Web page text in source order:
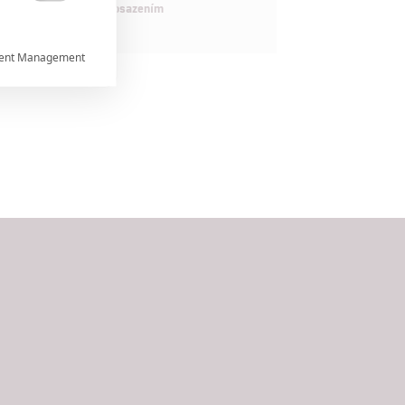
maximálně nabitým obsazením

Management